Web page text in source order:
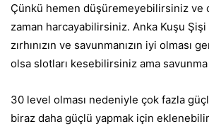
Çünkü hemen düşüremeyebilirsiniz ve
zaman harcayabilirsiniz. Anka Kuşu
zırhınızın ve savunmanızın iyi olması
olsa slotları kesebilirsiniz ama
30 level olması nedeniyle çok fazla
biraz daha güçlü yapmak için eklenebilir